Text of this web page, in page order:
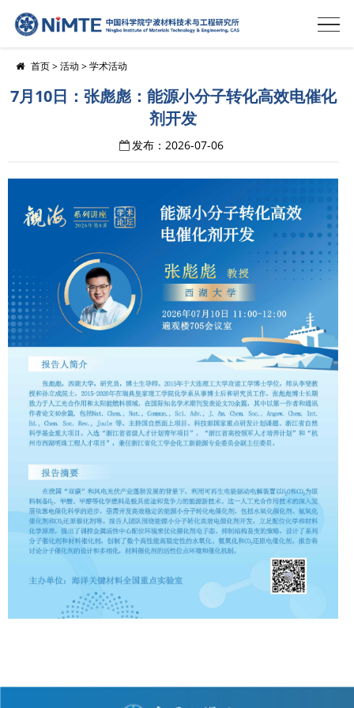
首页>活动 >学术活动
7月10日：张彪彪：能源小分子转化高效电催化
剂开发
发布：2026-07-06